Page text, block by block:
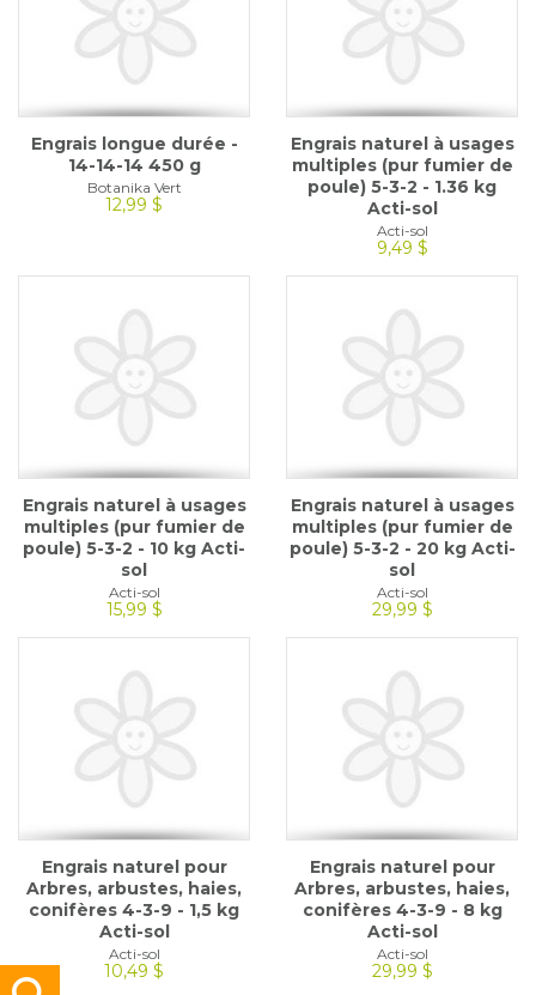
Engrais longue durée -
14-14-14 450 g
Botanika Vert
12,99 $
Engrais naturel à usages
multiples (pur fumier de
poule) 5-3-2 - 1.36 kg
Acti-sol
Acti-sol
9,49 $
Engrais naturel à usages
multiples (pur fumier de
poule) 5-3-2 - 10 kg Acti-
sol
Acti-sol
15,99 $
Engrais naturel à usages
multiples (pur fumier de
poule) 5-3-2 - 20 kg Acti-
sol
Acti-sol
29,99 $
Engrais naturel pour
Arbres, arbustes, haies,
conifères 4-3-9 - 1,5 kg
Acti-sol
Acti-sol
10,49 $
Engrais naturel pour
Arbres, arbustes, haies,
conifères 4-3-9 - 8 kg
Acti-sol
Acti-sol
29,99 $